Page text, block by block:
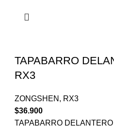
TAPABARRO
RX3
ZONGSHEN , RX3
$36.900
TAPABARRO